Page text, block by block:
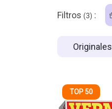
Filtros (3) :
Originales
TOP 50